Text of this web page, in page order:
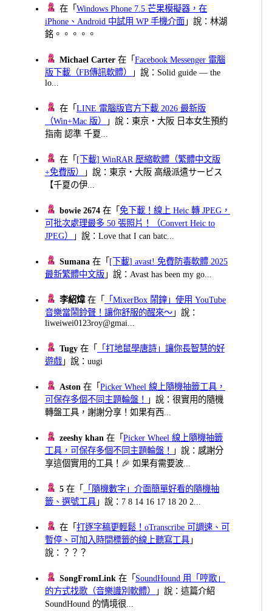
在「Windows Phone 7.5 芒果模擬器，在
iPhone、Android 中試用 WP 手機介面 」說：林湖
銘。。。。。
Michael Carter 在「Facebook Messenger 電腦
版下載（FB傳訊軟體）
」說：Solid guide — the
lo...
在「LINE 電腦版官方下載 2026 最新版
（Win+Mac 版）
」說：東京・大阪 日本女生預約
指南 認準 千夏...
在「 [下載] WinRAR 壓縮軟體（繁體中文版
+免費版）
」說：東京・大阪 高級派遣サービス
【千夏の伊...
bowie 2674 在「免下載！線上 Heic 轉 JPEG，
可批次處理最多 50 張照片！（Convert Heic to
JPEG）
」說：Love that I can batc...
Sumana 在「 [下載] avast! 免費防毒軟體 2025
最新繁體中文版 」說：Avast has been my go...
李紹煒在「
「MixerBox 鬧鐘」使用 YouTube
音樂當鬧鈴聲！讓你舒服的醒來～ 」說：
liweiwei0123roy@gmai...
Tugy 在「
「打地鼠學唐詩」讓你長智慧的好
遊戲 」說：uugi
Aston 在「Picker Wheel 線上隨機抽籤工具，
可保存多個不同主題輪盤！
」說：很實用的隨機
轉盤工具，謝謝分享！如果有西...
zeeshy khan 在「Picker Wheel 線上隨機抽籤
工具，可保存多個不同主題輪盤！
」說：感謝分
享這個實用的工具！🎉 如果有需要波...
5 在「
「隨機數字」介面簡單好看的隨機抽
籤、選號工具 」說：7 8 14 16 17 18 20 2...
在「打逐字稿更輕鬆！oTranscribe 可調速、可
暫停、可加入時間標籤的線上聽寫工具 」
說：？？？
SongFromLink 在「 SoundHound 用「哼歌」
的方式找歌（音樂識別軟體）
」說：這篇介紹
SoundHound 的情境很...